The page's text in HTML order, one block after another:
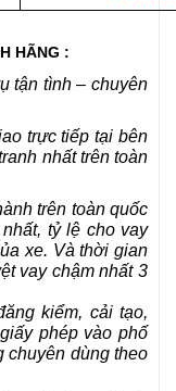
HÃNG :
tận tình – chuyên
trực tiếp tại bên
nhất trên toàn
trên toàn quốc
tỷ lệ cho vay
xe. Và thời gian
vay chậm nhất 3
kiểm, cải tạo,
phép vào phố
chuyên dùng theo